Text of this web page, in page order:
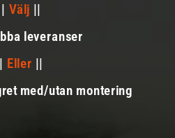
Välj ||
leveranser
Eller ||
med/utan montering